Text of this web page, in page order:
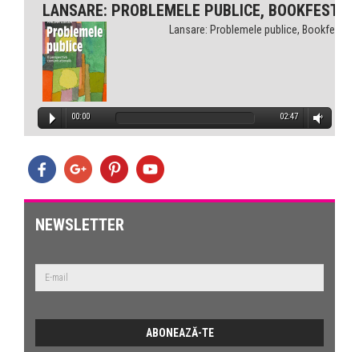
LANSARE: PROBLEMELE PUBLICE, BOOKFEST
Lansare: Problemele publice, Bookfest
00:00 02:47
NEWSLETTER